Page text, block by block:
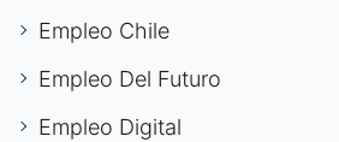
Empleo Chile
Empleo Del Futuro
Empleo Digital